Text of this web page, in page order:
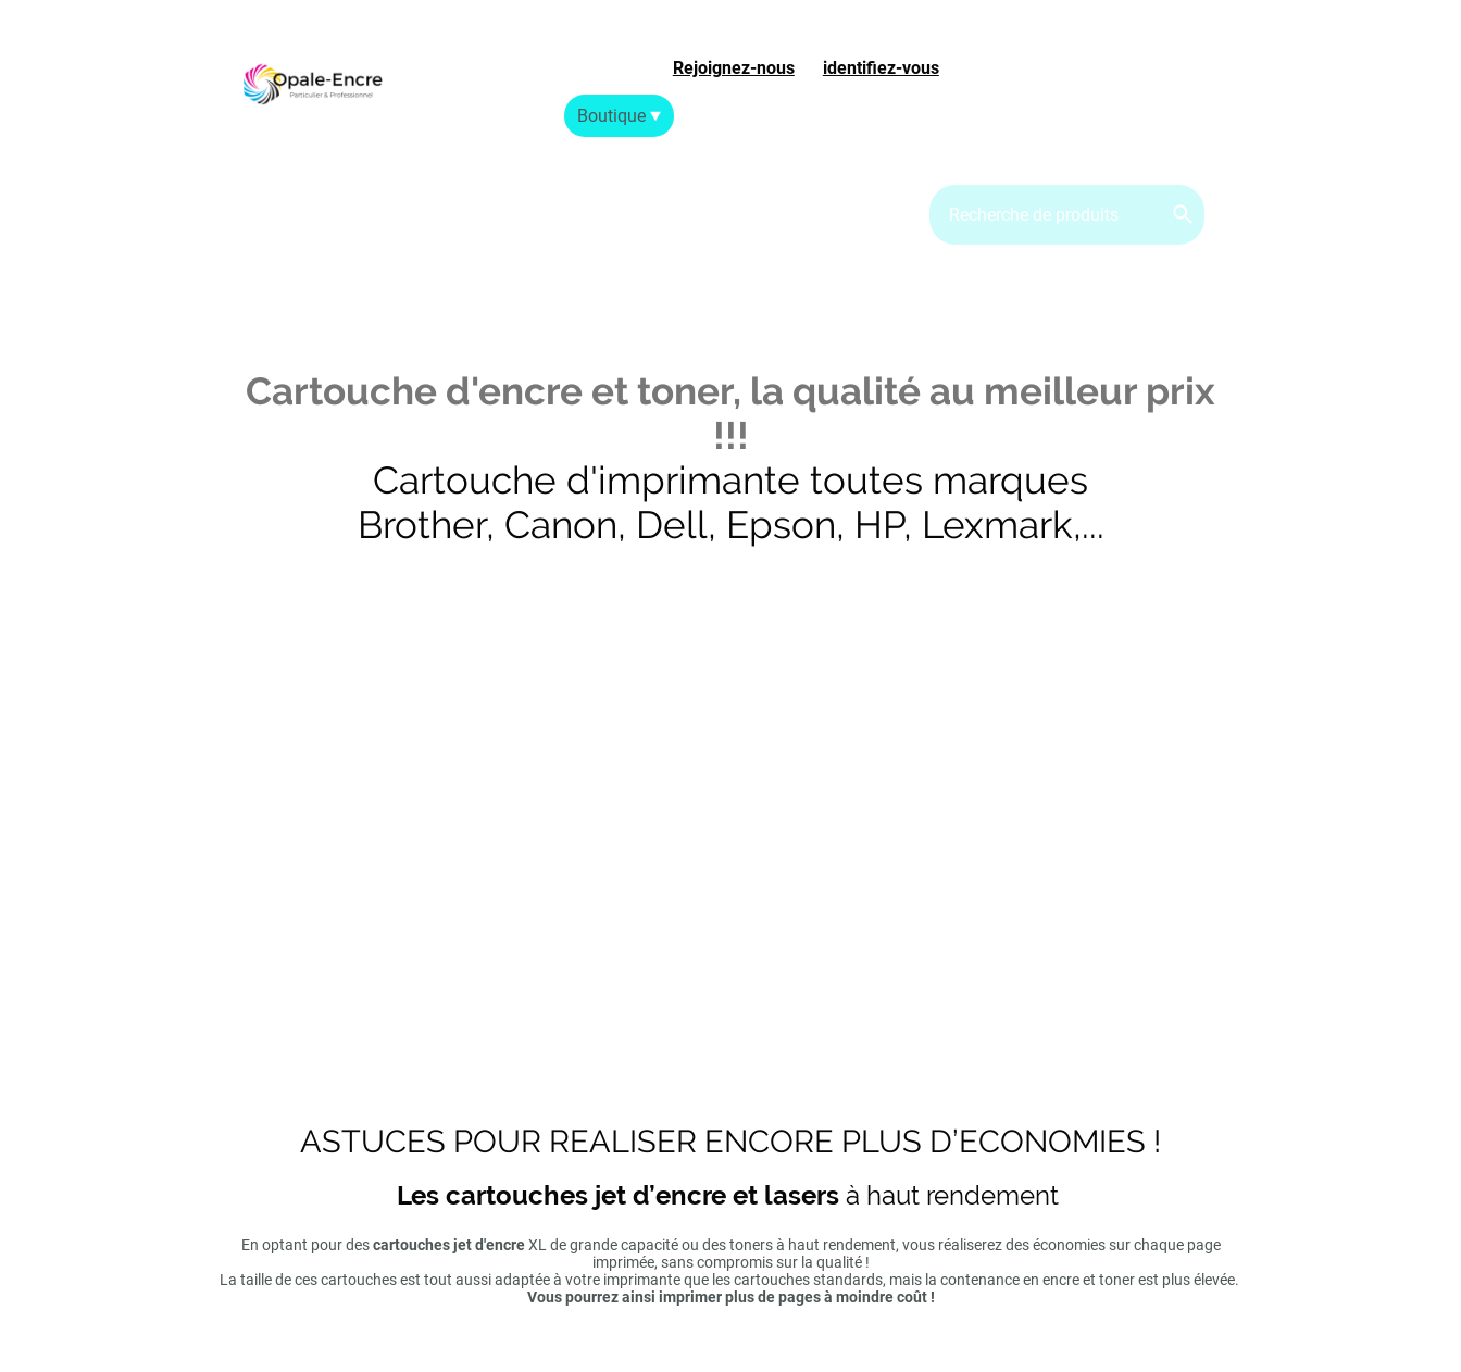
Rejoignez-nousou identifiez-vous
Boutique
Cartouche d'encre et toner, la qualité au meilleur prix
!!!
Cartouche d'imprimante toutes marques
Brother, Canon, Dell, Epson, HP, Lexmark,...
ASTUCES POUR REALISER ENCORE PLUS D’ECONOMIES !
Les cartouches jet d’encre et lasersà haut rendement
En optant pour descartouches jet d'encreXL de grande capacité ou des toners à haut rendement, vous réaliserez des économies sur chaque page
imprimée, sans compromis sur la qualité !
La taille de ces cartouches est tout aussi adaptée à votre imprimante que les cartouches standards, mais la contenance en encre et toner est plus élevée.
Vous pourrez ainsi imprimer plus de pages à moindre coût !